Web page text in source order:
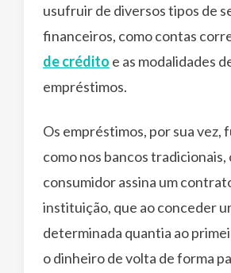
usufruir de diversos tipos de
financeiros, como contas
de crédito e as modalidades
empréstimos.
Os empréstimos, por sua vez,
como nos bancos tradicionais,
consumidor assina um
instituição, que ao conceder
determinada quantia ao
o dinheiro de volta de forma